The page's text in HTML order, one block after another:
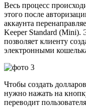
Весь процесс
этого после
аккаунта
Keeper Standard (Mini).
позволяет клиенту
электронными
Чтобы создать
нужно нажать на
переводит